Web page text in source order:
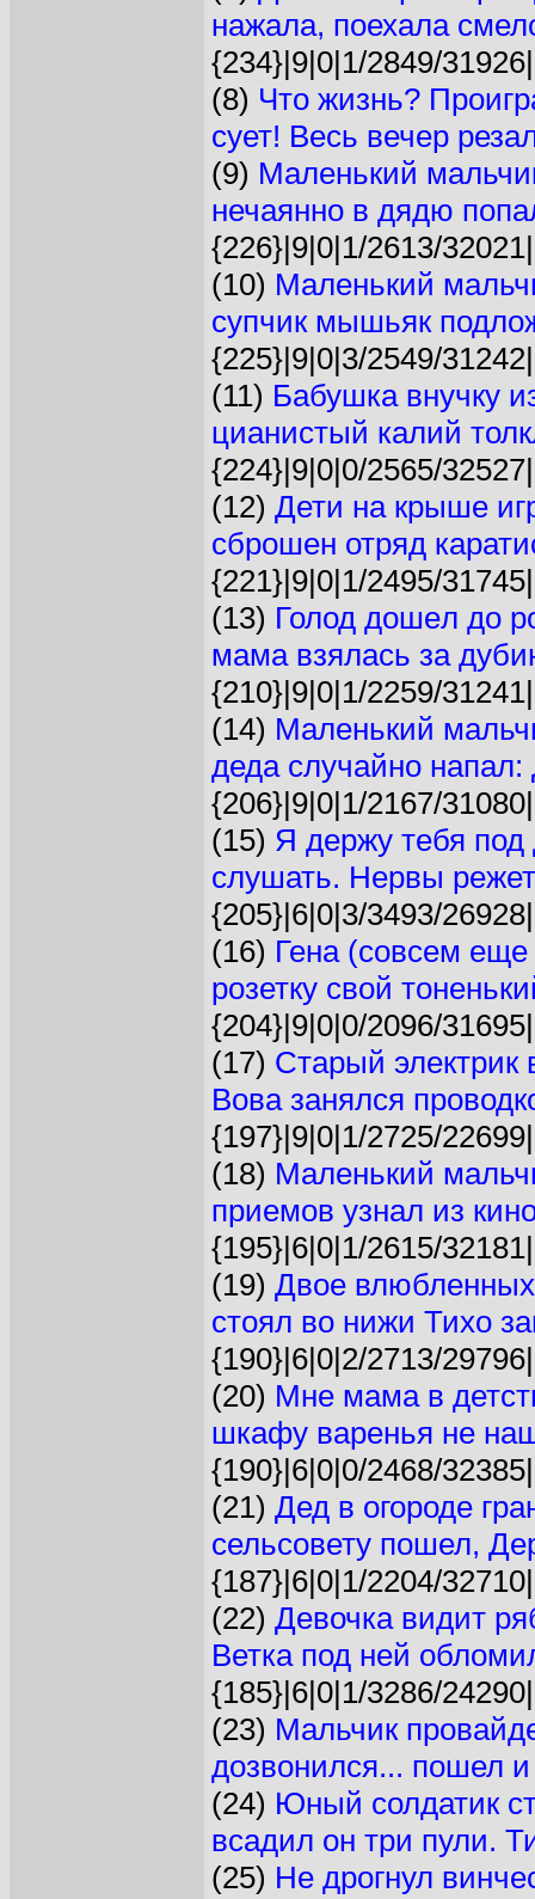
нажала, поехала
{234}|9|0|1/2849/31926|
(8) Что жизнь?
сует! Весь вечеp
(9) Маленький
нечаянно в дядю
{226}|9|0|1/2613/32021|
(10) Маленький
супчик мышьяк
{225}|9|0|3/2549/31242|
(11) Бабушка внучку
цианистый калий
{224}|9|0|0/2565/32527|
(12) Дети на крыше
сброшен отряд
{221}|9|0|1/2495/31745|
(13) Голод дошeл до
мама взялась за
{210}|9|0|1/2259/31241|
(14) Маленький
деда случайно напал:
{206}|9|0|1/2167/31080|
(15) Я держу тебя
слушать. Нервы
{205}|6|0|3/3493/26928|
(16) Гена (совсем
розетку свой
{204}|9|0|0/2096/31695|
(17) Старый
Вова занялся
{197}|9|0|1/2725/22699|
(18) Маленький
приемов узнал из
{195}|6|0|1/2615/32181|
(19) Двое
стоял во нижи Тихо
{190}|6|0|2/2713/29796|
(20) Мне мама в
шкафу варенья не
{190}|6|0|0/2468/32385|
(21) Дед в огороде
сельсовету пошел,
{187}|6|0|1/2204/32710|
(22) Девочка видит
Ветка под ней
{185}|6|0|1/3286/24290|
(23) Мальчик
дозвонился... пошел
(24) Юный солдатик
всадил он три пули.
(25) Не дрогнул